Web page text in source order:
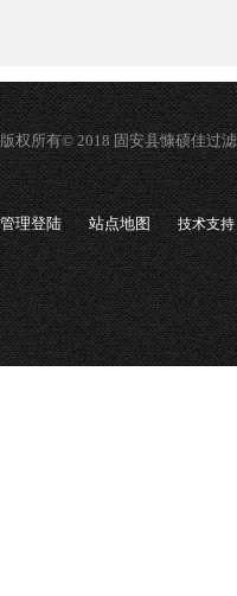
版权所有© 2018 固安县慷硕佳过
管理登陆 站点地图 技术支持